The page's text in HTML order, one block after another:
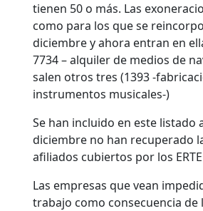
tienen 50 o más. Las
como para los que se
diciembre y ahora entran en
7734 – alquiler de medios de
salen otros tres (1393 -
instrumentos musicales-)
Se han incluido en este listado
diciembre no han recuperado
afiliados cubiertos por los
Las empresas que vean
trabajo como consecuencia